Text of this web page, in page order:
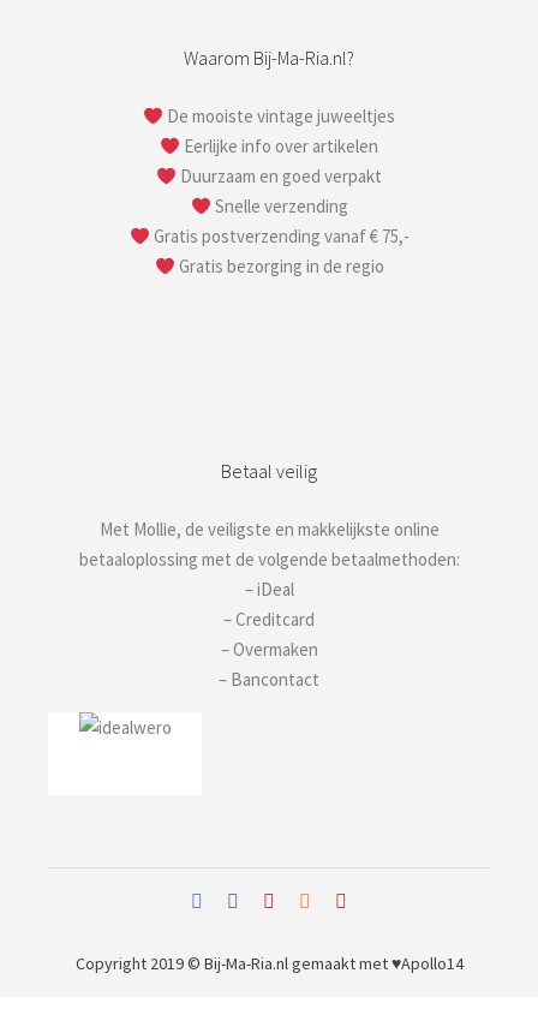
Waarom Bij-Ma-Ria.nl?
De mooiste vintage juweeltjes
Eerlijke info over artikelen
Duurzaam en goed verpakt
Snelle verzending
Gratis postverzending vanaf € 75,-
Gratis bezorging in de regio
Betaal veilig
Met Mollie, de veiligste en makkelijkste online
betaaloplossing met de volgende betaalmethoden:
– iDeal
– Creditcard
– Overmaken
– Bancontact
Copyright 2019 © Bij-Ma-Ria.nlgemaakt met ♥Apollo14